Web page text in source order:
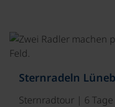
Sternradeln
Sternradtour | 6 Tage